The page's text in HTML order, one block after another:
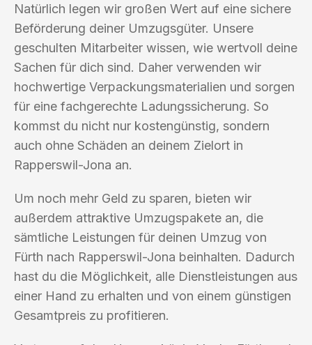
Natürlich legen wir großen Wert auf eine sichere
Beförderung deiner Umzugsgüter. Unsere
geschulten Mitarbeiter wissen, wie wertvoll deine
Sachen für dich sind. Daher verwenden wir
hochwertige Verpackungsmaterialien und sorgen
für eine fachgerechte Ladungssicherung. So
kommst du nicht nur kostengünstig, sondern
auch ohne Schäden an deinem Zielort in
Rapperswil-Jona an.
Um noch mehr Geld zu sparen, bieten wir
außerdem attraktive Umzugspakete an, die
sämtliche Leistungen für deinen Umzug von
Fürth nach Rapperswil-Jona beinhalten. Dadurch
hast du die Möglichkeit, alle Dienstleistungen aus
einer Hand zu erhalten und von einem günstigen
Gesamtpreis zu profitieren.